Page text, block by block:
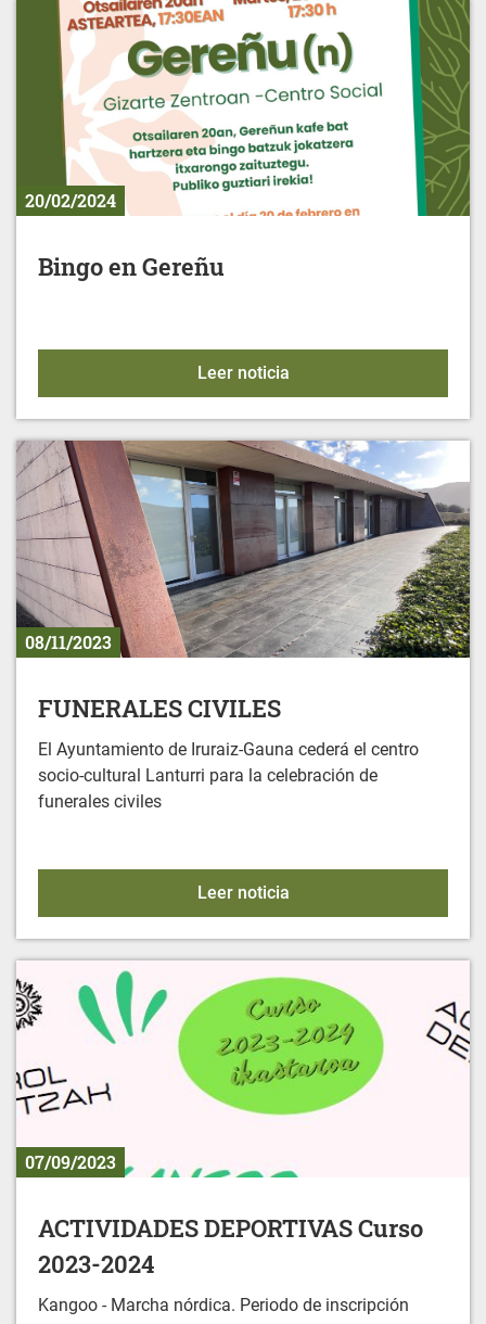
20/02/2024
Bingo en Gereñu
Leer noticiaBingo en Gereñu
08/11/2023
FUNERALES CIVILES
El Ayuntamiento de Iruraiz-Gauna cederá el centro
socio-cultural Lanturri para la celebración de
funerales civiles
Leer noticiaFUNERALES CIVILES
07/09/2023
ACTIVIDADES DEPORTIVAS Curso
2023-2024
Kangoo - Marcha nórdica. Periodo de inscripción